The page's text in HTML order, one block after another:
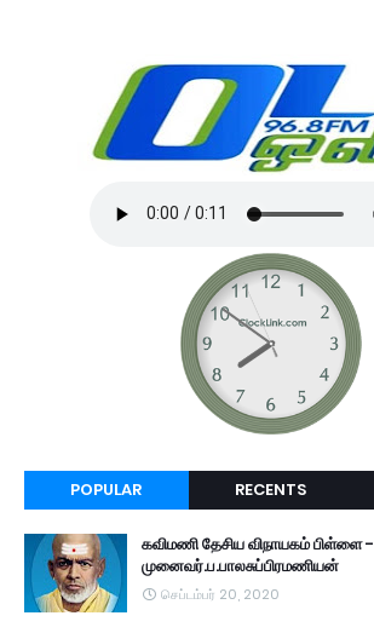
POPULAR RECENTS
கவிமணி தேசிய விநாயகம் பிள்ளை -
முனைவர்.ப.பாலசுப்பிரமணியன்
செப்டம்பர் 20, 2020